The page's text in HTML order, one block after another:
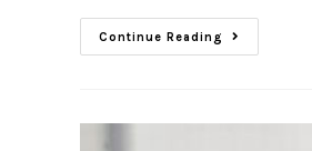
Continue Reading